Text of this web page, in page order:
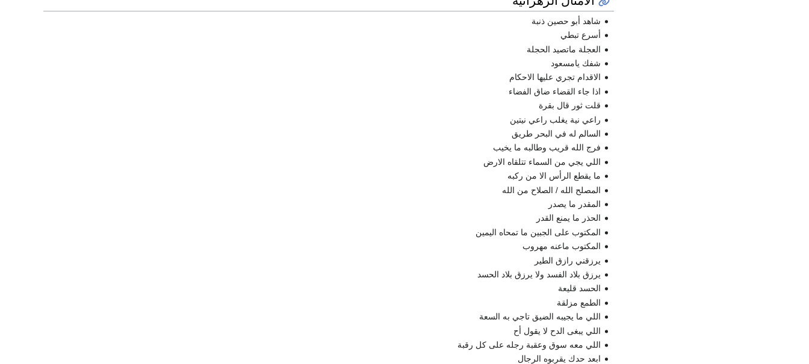
شاهد أبو حصين ذنبة
أسرع تبطي
العجلة ماتصيد الحجلة
شفك يامسعود
الاقدام تجري عليها الاحكام
اذا جاء القضاء ضاق الفضاء
قلت ثور قال بقرة
راعي نية يغلب راعي نيتين
السالم له في البحر طريق
فرج الله قريب وطالبه ما يخيب
اللي يجي من السماء تتلقاه الارض
ما يقطع الرأس الا من ركبه
المصلح الله / الصلاح من الله
المقدر ما يصدر
الحذر ما يمنع القدر
المكتوب على الجبين ما تمحاه اليمين
المكتوب ماعنه مهروب
يرزقني رازق الطير
يرزق بلاد الفسد ولا يرزق بلاد الحسد
الحسد قليعة
الطمع مزلقة
اللي ما يجيبه الضيق تاجي به السعة
اللي يبغى الدح لا يقول أح
اللي معه سوق وعقبة رجله على كل رقبة
ابعد حدك يقربوه الرجال